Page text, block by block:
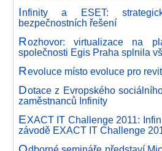
Infinity a ESET:
bezpečnostních řešení
Rozhovor: virtualizace na
společnosti Egis Praha splnila
Revoluce místo evoluce pro
Dotace z Evropského
zaměstnanců Infinity
EXACT IT Challenge 2011:
závodě EXACT IT Challenge